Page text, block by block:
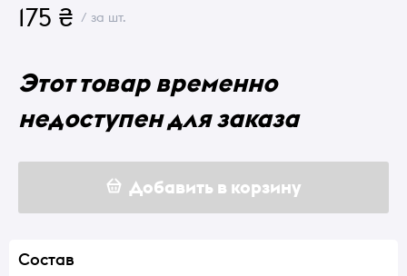
175 ₴ / за шт.
Этот товар временно
недоступен для заказа
Добавить в корзину
Состав